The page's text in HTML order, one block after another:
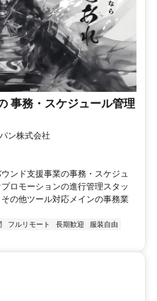
事務・スケジュール管理
ン株式会社
ンド支援事業の事務・スケジュ
ロモーションの進行管理スタッ
の他ツール対応メインの事務業
フルリモート 長期歓迎
服装自由